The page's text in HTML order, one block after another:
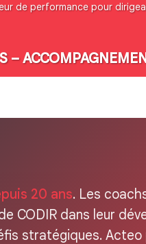
de performance pour
–
20 ans. Les
CODIR dans leur
stratégiques. Acteo